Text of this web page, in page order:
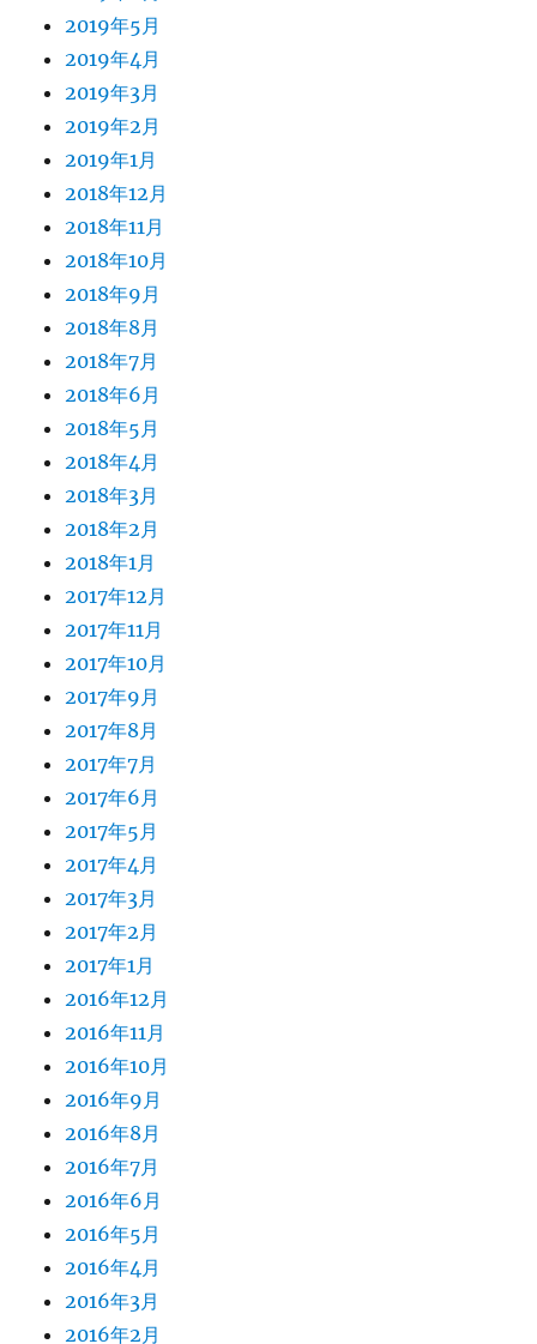
2019年5月
2019年4月
2019年3月
2019年2月
2019年1月
2018年12月
2018年11月
2018年10月
2018年9月
2018年8月
2018年7月
2018年6月
2018年5月
2018年4月
2018年3月
2018年2月
2018年1月
2017年12月
2017年11月
2017年10月
2017年9月
2017年8月
2017年7月
2017年6月
2017年5月
2017年4月
2017年3月
2017年2月
2017年1月
2016年12月
2016年11月
2016年10月
2016年9月
2016年8月
2016年7月
2016年6月
2016年5月
2016年4月
2016年3月
2016年2月